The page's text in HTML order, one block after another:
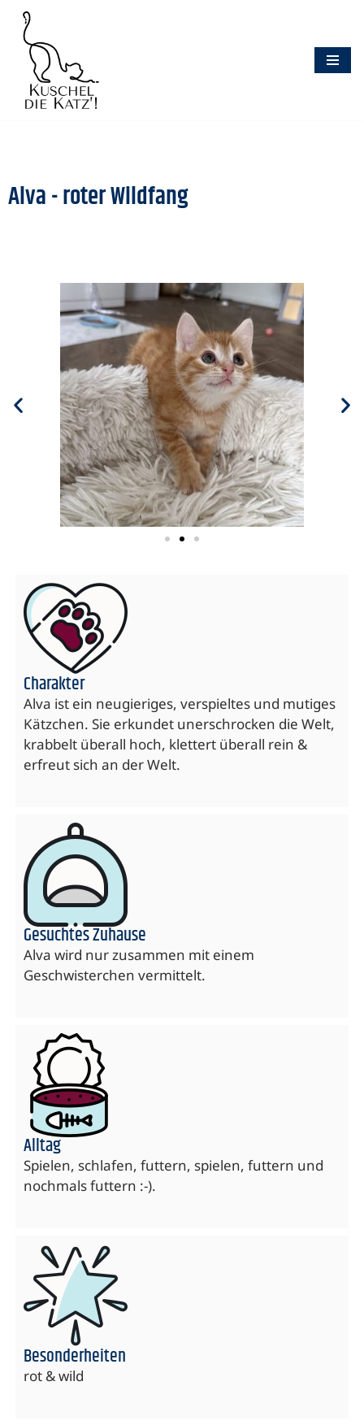
Zum
Inhalt
springen
Alva - roter Wildfang
Charakter
Alva ist ein neugieriges, verspieltes und mutiges
Kätzchen. Sie erkundet unerschrocken die Welt,
krabbelt überall hoch, klettert überall rein &
erfreut sich an der Welt.
Gesuchtes Zuhause
Alva wird nur zusammen mit einem
Geschwisterchen vermittelt.
Alltag
Spielen, schlafen, futtern, spielen, futtern und
nochmals futtern :-).
Besonderheiten
rot & wild